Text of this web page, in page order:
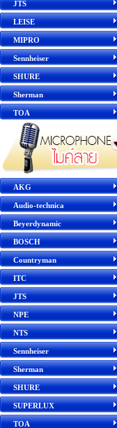
JTS
LEISE
MIPRO
Sennheiser
SHURE
Sherman
TOA
AKG
Audio-technica
Beyerdynamic
BOSCH
Countryman
ITC
JTS
NPE
NTS
Sennheiser
Sherman
SHURE
SUPERLUX
TOA